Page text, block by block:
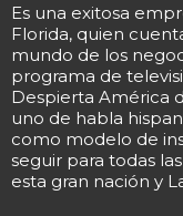
Es una exitosa
Florida, quien
mundo de los
programa de
Despierta América
uno de habla
como modelo de
seguir para todas
esta gran nación y